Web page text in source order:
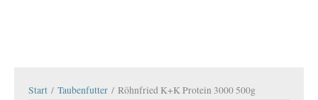
Start / Taubenfutter / Röhnfried K+K Protein 3000 500g